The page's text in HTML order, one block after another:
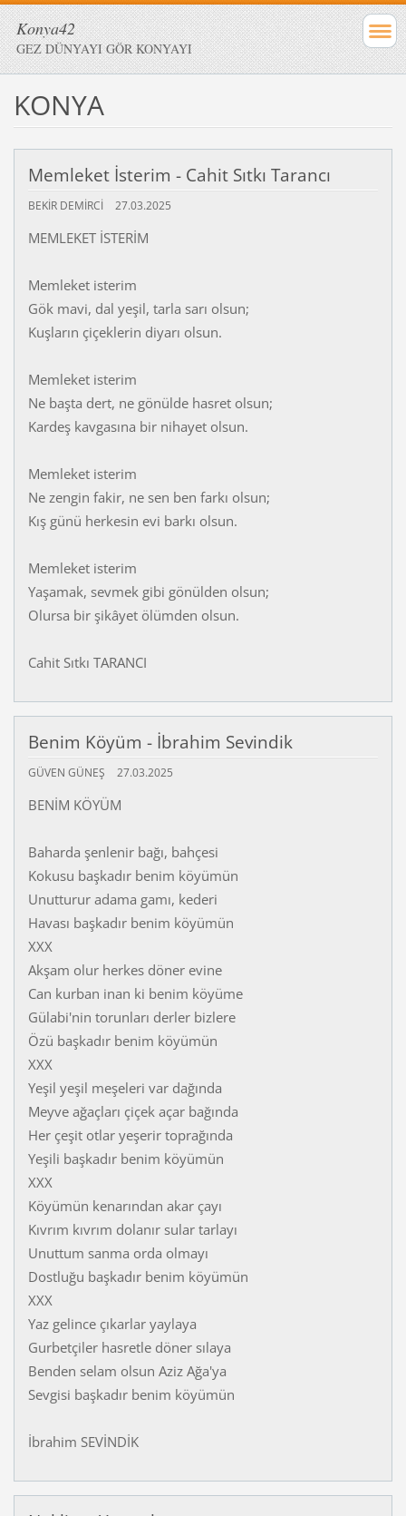
Konya42
GEZ DÜNYAYI GÖR KONYAYI
KONYA
Memleket İsterim - Cahit Sıtkı Tarancı
BEKIR DEMIRCI 27.03.2025
MEMLEKET İSTERİM
Memleket isterim
Gök mavi, dal yeşil, tarla sarı olsun;
Kuşların çiçeklerin diyarı olsun.
Memleket isterim
Ne başta dert, ne gönülde hasret olsun;
Kardeş kavgasına bir nihayet olsun.
Memleket isterim
Ne zengin fakir, ne sen ben farkı olsun;
Kış günü herkesin evi barkı olsun.
Memleket isterim
Yaşamak, sevmek gibi gönülden olsun;
Olursa bir şikâyet ölümden olsun.
Cahit Sıtkı TARANCI
Benim Köyüm - İbrahim Sevindik
GÜVEN GÜNEŞ 27.03.2025
BENİM KÖYÜM
Baharda şenlenir bağı, bahçesi
Kokusu başkadır benim köyümün
Unutturur adama gamı, kederi
Havası başkadır benim köyümün
XXX
Akşam olur herkes döner evine
Can kurban inan ki benim köyüme
Gülabi'nin torunları derler bizlere
Özü başkadır benim köyümün
XXX
Yeşil yeşil meşeleri var dağında
Meyve ağaçları çiçek açar bağında
Her çeşit otlar yeşerir toprağında
Yeşili başkadır benim köyümün
XXX
Köyümün kenarından akar çayı
Kıvrım kıvrım dolanır sular tarlayı
Unuttum sanma orda olmayı
Dostluğu başkadır benim köyümün
XXX
Yaz gelince çıkarlar yaylaya
Gurbetçiler hasretle döner sılaya
Benden selam olsun Aziz Ağa'ya
Sevgisi başkadır benim köyümün
İbrahim SEVİNDİK